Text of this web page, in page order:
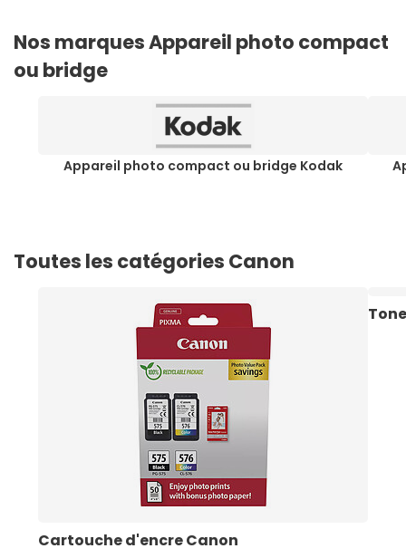
Nos marques Appareil photo compact
ou bridge
Appareil photo compact ou bridge Kodak
Toutes les catégories Canon
Cartouche d'encre Canon